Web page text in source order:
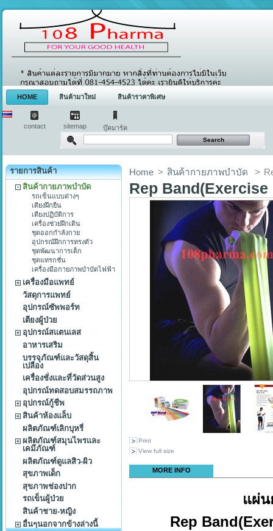
HOME สินค้ามาใหม่ สินค้าราคาพิเศษ
contact sitemap บุ๊คมาร์ค
รายการสินค้า
สินค้ากายภาพบำบัด
รถเข็นแบบต่างๆ
เตียงฝึกยืน
เตียงปฏิบัติการ
เครื่องช่วยฝึกเดิน
ชุดออกกำลังกาย
อุปกรณ์ฝึกการทรงตัว
ชุดพัฒนาการเด็ก
ชุดแทรกชั่น
เครื่องมือกายภาพบำบัดไฟฟ้า
เครื่องมือแพทย์
วัสดุการแพทย์
อุปกรณ์ซัพพอร์ท
เตียงผู้ป่วย
อุปกรณ์สแตนเลส
อาหารเสริม
บรรจุภัณฑ์และวัสดุสิ้น
เปลือง
เครื่องชั่งและที่วัดส่วนสูง
อุปกรณ์ทดสอบสมรรถภาพ
อุปกรณ์กู้ชีพ
สินค้าห้องแล็บ
ผลิตภัณฑ์เลิกบุหรี่
ผลิตภัณฑ์สมุนไพรและ
เคมีภัณฑ์
ผลิตภัณฑ์ดูแลสิว-ผิว
สุขภาพเด็ก
สุขภาพช่องปาก
รถเข็นผู้ป่วย
สินค้าชาย-หญิง
อื่นๆนอกจากข้างล่างนี้
Home > สินค้ากายภาพบำบัด >
Rep Band(Exercise
Print
View full size
MORE INFO
แผ่น
Rep